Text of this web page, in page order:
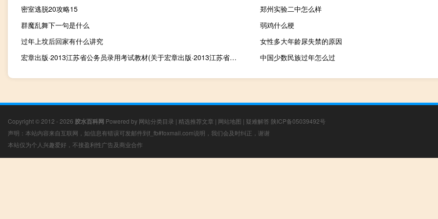
密室逃脱20攻略15
郑州实验二中怎么样
群魔乱舞下一句是什么
弱鸡什么梗
过年上坟后回家有什么讲究
女性多大年龄尿失禁的原因
宏章出版·2013江苏省公务员录用考试教材(关于宏章出版·2013江苏省公务员录用考试教材简述)
中国少数民族过年怎么过
Copyright © 2012 - 2026 胶水百科网 Powered by 网站分类目录 | 精选推荐文章 | 网站地图 | 疑难解答 陕ICP备05039492号
声明：本站内容来自互联网，如信息有错误可发邮件到f_fb#foxmail.com说明，我们会及时纠正，谢谢
本站仅为个人兴趣爱好，不接盈利性广告及商业合作